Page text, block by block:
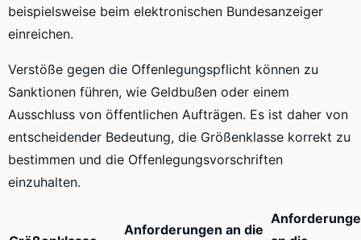
beispielsweise beim elektronischen Bundesanzeiger
einreichen.
Verstöße gegen die Offenlegungspflicht können zu
Sanktionen führen, wie Geldbußen oder einem
Ausschluss von öffentlichen Aufträgen. Es ist daher von
entscheidender Bedeutung, die Größenklasse korrekt zu
bestimmen und die Offenlegungsvorschriften
einzuhalten.
Anforderungen an die